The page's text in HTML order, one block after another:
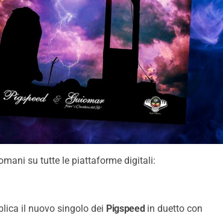
su tutte le piattaforme digitali:
il nuovo singolo dei Pigspeed in duetto con